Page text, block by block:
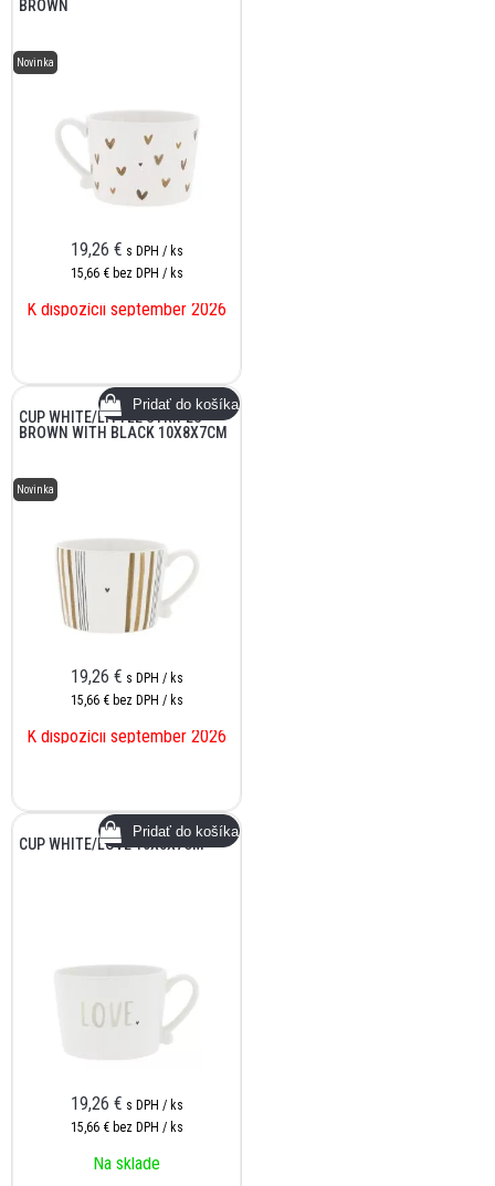
BROWN
Novinka
19,26 € s DPH / ks
15,66 € bez DPH / ks
K dispozícii september 2026
CUP WHITE/LITTLE STRIPES
BROWN WITH BLACK 10X8X7CM
Novinka
19,26 € s DPH / ks
15,66 € bez DPH / ks
K dispozícii september 2026
CUP WHITE/LOVE 10X8X7CM
19,26 € s DPH / ks
15,66 € bez DPH / ks
Na sklade